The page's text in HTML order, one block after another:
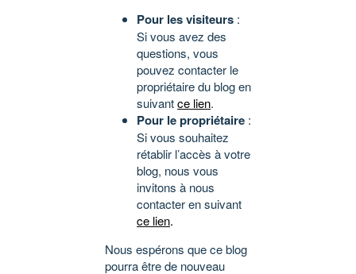
Pour les visiteurs :
Si vous avez des
questions, vous
pouvez contacter le
propriétaire du blog en
suivantce lien.
Pour le propriétaire :
Si vous souhaitez
rétablir l’accès à votre
blog, nous vous
invitons à nous
contacter en suivant
ce lien.
Nous espérons que ce blog
pourra être de nouveau